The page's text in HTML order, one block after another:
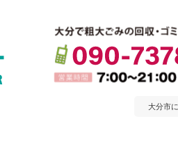
大分市